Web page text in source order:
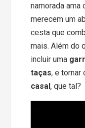
namorada ama
merecem um
cesta que
mais. Além do
incluir uma
taças, e tornar
casal, que tal?